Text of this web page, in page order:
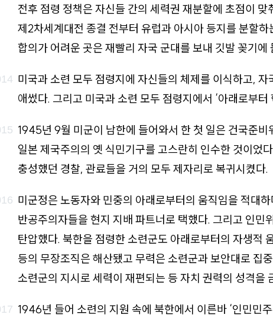
전후 점령 정책은 자신들 간의 세력권 재분할에 초점이 맞
제2차세계대전 종결 전부터 유럽과 아시아 등지를 분할
합의가 어려운 곳은 재빨리 자국 군대를 보내 깃발 꽂기에
미국과 소련 모두 점령지에 자신들의 체제를 이식하고,
애썼다. 그리고 미국과 소련 모두 점령지에서 ‘아래로부
1945년 9월 미군이 남한에 들어와서 한 첫 일은 건국준
일본 제국주의의 옛 식민기구를 고스란히 인수한 것이었
충성했던 경찰, 관료들을 거의 모두 제자리로 복귀시켰다.
미군정은 노동자와 민중의 아래로부터의 움직임을 적대
반공주의자들을 현지 지배 파트너로 택했다. 그리고 인민
탄압했다. 북한을 점령한 소련군도 아래로부터의 자생적
등의 무장조직은 해산됐고 무력은 소련군과 보안대로 집
소련군의 지시로 세력이 재편되는 등 자치 권력의 성격을
1946년 들어 소련의 지원 속에 북한에서 이른바 ‘인민민